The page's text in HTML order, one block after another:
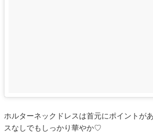
ホルターネックドレスは首元にポイントが
スなしでもしっかり華やか♡